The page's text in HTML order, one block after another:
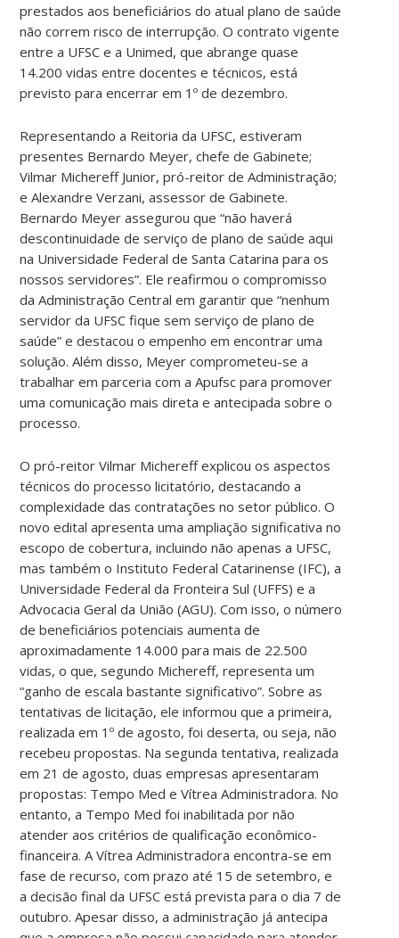
prestados aos beneficiários do atual plano de saúde
não correm risco de interrupção. O contrato vigente
entre a UFSC e a Unimed, que abrange quase
14.200 vidas entre docentes e técnicos, está
previsto para encerrar em 1º de dezembro.
Representando a Reitoria da UFSC, estiveram
presentes Bernardo Meyer, chefe de Gabinete;
Vilmar Michereff Junior, pró-reitor de Administração;
e Alexandre Verzani, assessor de Gabinete.
Bernardo Meyer assegurou que “não haverá
descontinuidade de serviço de plano de saúde aqui
na Universidade Federal de Santa Catarina para os
nossos servidores”. Ele reafirmou o compromisso
da Administração Central em garantir que “nenhum
servidor da UFSC fique sem serviço de plano de
saúde” e destacou o empenho em encontrar uma
solução. Além disso, Meyer comprometeu-se a
trabalhar em parceria com a Apufsc para promover
uma comunicação mais direta e antecipada sobre o
processo.
O pró-reitor Vilmar Michereff explicou os aspectos
técnicos do processo licitatório, destacando a
complexidade das contratações no setor público. O
novo edital apresenta uma ampliação significativa no
escopo de cobertura, incluindo não apenas a UFSC,
mas também o Instituto Federal Catarinense (IFC), a
Universidade Federal da Fronteira Sul (UFFS) e a
Advocacia Geral da União (AGU). Com isso, o número
de beneficiários potenciais aumenta de
aproximadamente 14.000 para mais de 22.500
vidas, o que, segundo Michereff, representa um
“ganho de escala bastante significativo”. Sobre as
tentativas de licitação, ele informou que a primeira,
realizada em 1º de agosto, foi deserta, ou seja, não
recebeu propostas. Na segunda tentativa, realizada
em 21 de agosto, duas empresas apresentaram
propostas: Tempo Med e Vítrea Administradora. No
entanto, a Tempo Med foi inabilitada por não
atender aos critérios de qualificação econômico-
financeira. A Vítrea Administradora encontra-se em
fase de recurso, com prazo até 15 de setembro, e
a decisão final da UFSC está prevista para o dia 7 de
outubro. Apesar disso, a administração já antecipa